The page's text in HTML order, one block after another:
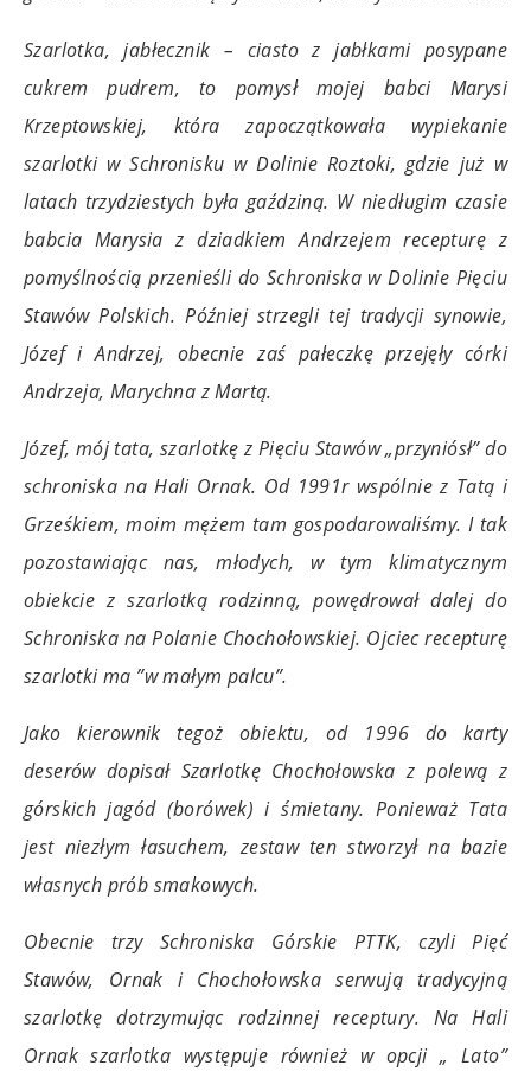
Szarlotka, jabłecznik – ciasto z jabłkami posypane
cukrem pudrem, to pomysł mojej babci Marysi
Krzeptowskiej, która zapoczątkowała wypiekanie
szarlotki w Schronisku w Dolinie Roztoki, gdzie już w
latach trzydziestych była gaździną. W niedługim czasie
babcia Marysia z dziadkiem Andrzejem recepturę z
pomyślnością przenieśli do Schroniska w Dolinie Pięciu
Stawów Polskich. Później strzegli tej tradycji synowie,
Józef i Andrzej, obecnie zaś pałeczkę przejęły córki
Andrzeja, Marychna z Martą.
Józef, mój tata, szarlotkę z Pięciu Stawów „przyniósł” do
schroniska na Hali Ornak. Od 1991r wspólnie z Tatą i
Grześkiem, moim mężem tam gospodarowaliśmy. I tak
pozostawiając nas, młodych, w tym klimatycznym
obiekcie z szarlotką rodzinną, powędrował dalej do
Schroniska na Polanie Chochołowskiej. Ojciec recepturę
szarlotki ma ”w małym palcu”.
Jako kierownik tegoż obiektu, od 1996 do karty
deserów dopisał Szarlotkę Chochołowska z polewą z
górskich jagód (borówek) i śmietany. Ponieważ Tata
jest niezłym łasuchem, zestaw ten stworzył na bazie
własnych prób smakowych.
Obecnie trzy Schroniska Górskie PTTK, czyli Pięć
Stawów, Ornak i Chochołowska serwują tradycyjną
szarlotkę dotrzymując rodzinnej receptury. Na Hali
Ornak szarlotka występuje również w opcji „ Lato”